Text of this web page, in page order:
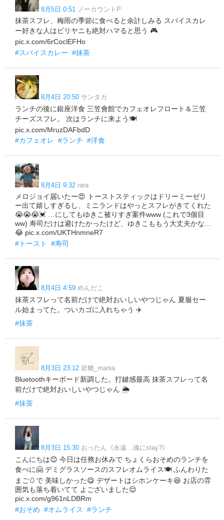
8月5日 0:51 ノーカウントP
抹茶スフレ、梅雨の季節に食べると余計しみる スパイスカレ
ー好きな人はビリヤニも絶対ハマると思う 🎮
pic.x.com/6rCoclEFHo
#スパイスカレー #抹茶
8月4日 20:50 サンタカ
ランチの後に銀座洋食 三笠會館でカフェオレフロート＆三笠
チーズスフレ。 次はランチに来よう🍽
pic.x.com/MruzDAFbdD
#カフェオレ #ランチ #洋食
8月4日 9:32 rara
メロジョイ届いたー😍 トーストスティックはドリーミーゼリ
ー出て嬉しすぎるし、ミニランドはやっとスフレがきてくれた
😭😭😭💓 …にしてもゆきこ被りすぎ案件www (これで3個目
ww) 寿司だけは避けたかったけど、ゆきこももう大丈夫かな…
😂 pic.x.com/UKTHnmneR7
#トースト
#寿司
8月4日 4:59 めんだこ
抹茶スフレって名前だけで絶対おいしいやつじゃん 夏服セー
ル始まってた。ついカゴに入れちゃう ✈️
#抹茶
8月3日 23:12 岩糖_mania
Bluetoothキーボード新調した。打鍵感最高 抹茶スフレって名
前だけで絶対おいしいやつじゃん 🌦️
#抹茶
8月3日 15:30 おったん《永遠…魂にstay?》
こんにちは😊 今日は任務お休みで ちょくらおそめのランチを
食べに🤗 デミグラスソースのスフレオムライス🍽️ ふんわりた
まご🥚で 美味しかった😋 デザートはシホンケーキ😆 お店の雰
囲気も落ち着いてて よございました😌
pic.x.com/g961nLDBRm
#おそめ #オムライス #ランチ